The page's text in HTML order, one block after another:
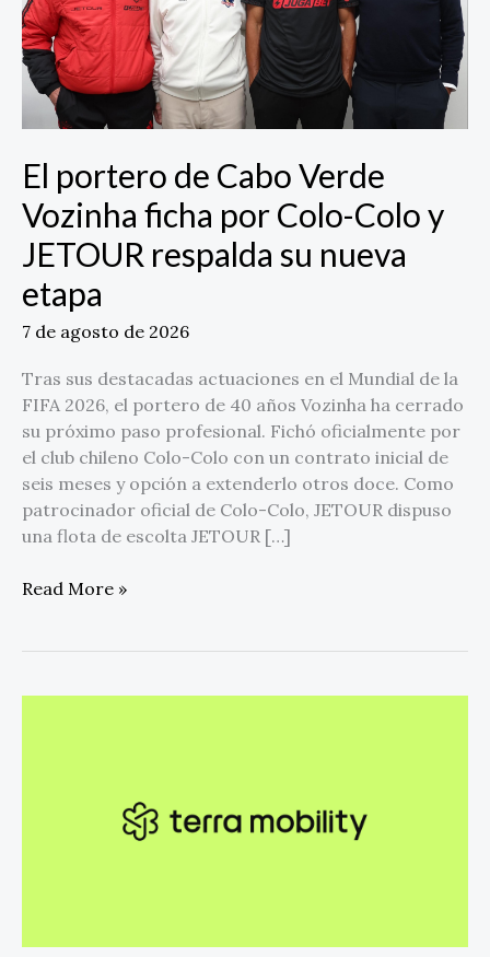
El portero de Cabo Verde
Vozinha ficha por Colo-Colo y
JETOUR respalda su nueva
etapa
7 de agosto de 2026
Tras sus destacadas actuaciones en el Mundial de la
FIFA 2026, el portero de 40 años Vozinha ha cerrado
su próximo paso profesional. Fichó oficialmente por
el club chileno Colo-Colo con un contrato inicial de
seis meses y opción a extenderlo otros doce. Como
patrocinador oficial de Colo-Colo, JETOUR dispuso
una flota de escolta JETOUR […]
por
Colo-
Colo
JETOUR
respalda
su
nueva
etapa
Read More »
matriz,